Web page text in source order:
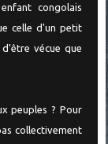
congolais
celle d'un petit
vécue que
peuples ? Pour
collectivement